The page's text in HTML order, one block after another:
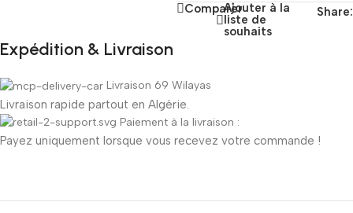
ComparerAjouter à la
liste de
souhaits
Share:
Expédition & Livraison
Livraison 69 Wilayas
Livraison rapide partout en Algérie.
Paiement à la livraison :
Payez uniquement lorsque vous recevez votre commande !